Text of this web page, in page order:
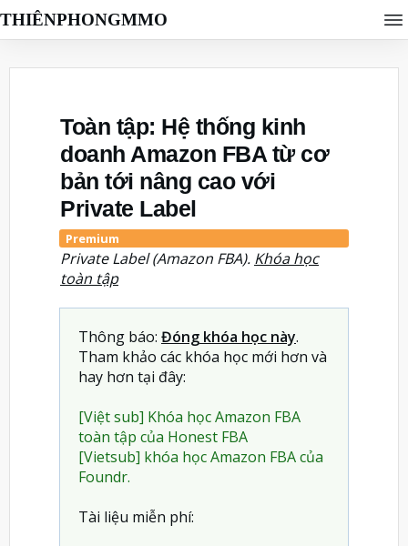
THIÊNPHONGMMO
Toàn tập: Hệ thống kinh
doanh Amazon FBA từ cơ
bản tới nâng cao với
Private Label
Premium
Private Label (Amazon FBA). Khóa học
toàn tập
Thông báo: Đóng khóa học này.
Tham khảo các khóa học mới hơn và
hay hơn tại đây:
[Việt sub] Khóa học Amazon FBA
toàn tập của Honest FBA
[Vietsub] khóa học Amazon FBA của
Foundr.
Tài liệu miễn phí: